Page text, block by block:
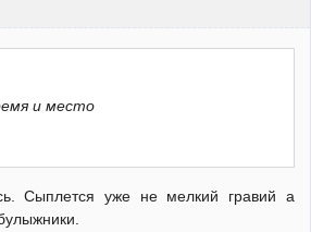
и место
Сыплется уже не мелкий гравий а